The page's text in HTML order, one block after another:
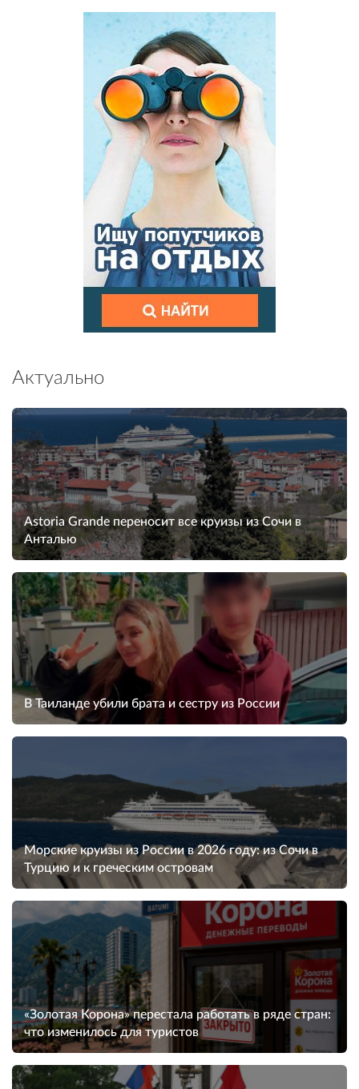
Актуально
Astoria Grande переносит все круизы из Сочи в
Анталью
В Таиланде убили брата и сестру из России
Морские круизы из России в 2026 году: из Сочи в
Турцию и к греческим островам
«Золотая Корона» перестала работать в ряде стран:
что изменилось для туристов